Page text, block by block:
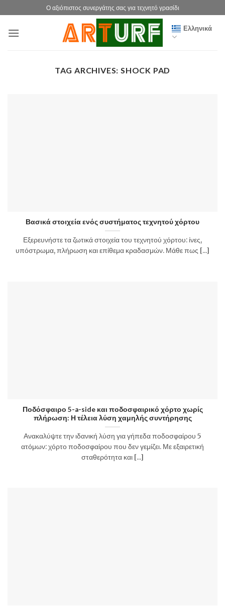
στο
περιεχόμενο
Ο αξιόπιστος συνεργάτης σας για τεχνητό γρασίδι
Ελληνικά
TAG ARCHIVES: SHOCK PAD
Βασικά στοιχεία ενός συστήματος τεχνητού χόρτου
Εξερευνήστε τα ζωτικά στοιχεία του τεχνητού χόρτου: ίνες,
υπόστρωμα, πλήρωση και επίθεμα κραδασμών. Μάθε πως [...]
Ποδόσφαιρο 5-a-side και ποδοσφαιρικό χόρτο χωρίς
πλήρωση: Η τέλεια λύση χαμηλής συντήρησης
Ανακαλύψτε την ιδανική λύση για γήπεδα ποδοσφαίρου 5
ατόμων: χόρτο ποδοσφαίρου που δεν γεμίζει. Με εξαιρετική
σταθερότητα και [...]